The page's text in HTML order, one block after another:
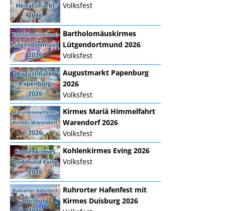
Volksfest
Bartholomäuskirmes
Lütgendortmund 2026
Volksfest
Augustmarkt Papenburg
2026
Volksfest
Kirmes Mariä Himmelfahrt
Warendorf 2026
Volksfest
Kohlenkirmes Eving 2026
Volksfest
Ruhrorter Hafenfest mit
Kirmes Duisburg 2026